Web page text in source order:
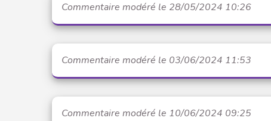
Commentaire modéré le 28/05/2024 10:26
Commentaire modéré le 03/06/2024 11:53
Commentaire modéré le 10/06/2024 09:25